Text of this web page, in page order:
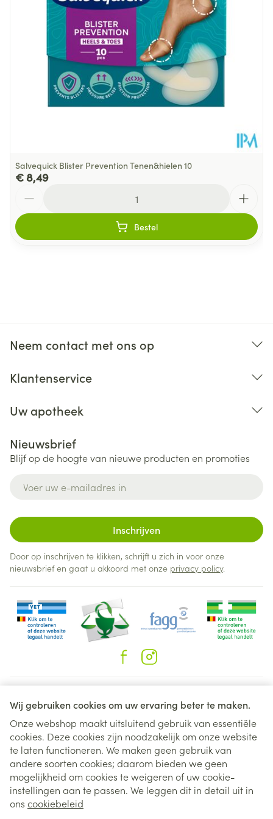
Wij gebruiken cookies om uw ervaring beter te maken.
Onze webshop maakt uitsluitend gebruik van essentiële
cookies. Deze cookies zijn noodzakelijk om onze website
te laten functioneren. We maken geen gebruik van
andere soorten cookies; daarom bieden we geen
mogelijkheid om cookies te weigeren of uw cookie-
instellingen aan te passen. We leggen dit in detail uit in
ons cookiebeleid
Salvequick Blister Prevention Tenen&hielen 10
€ 8,49
Bestel
Neem contact met ons op
Klantenservice
Uw apotheek
Nieuwsbrief
Blijf op de hoogte van nieuwe producten en promoties
Inschrijven
Door op inschrijven te klikken, schrijft u zich in voor onze
nieuwsbrief en gaat u akkoord met onze privacy policy.
Juridische links